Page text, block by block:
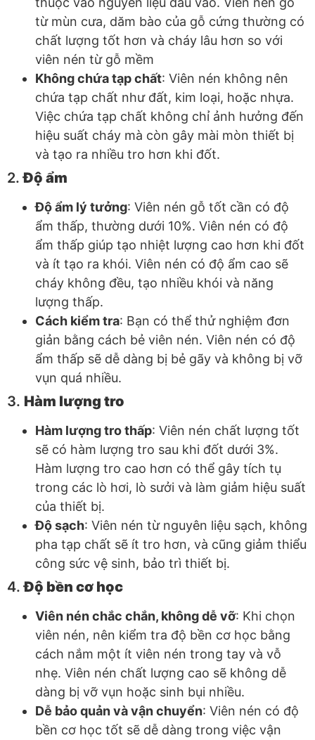
từ mùn cưa, dăm bào của gỗ cứng thường có
chất lượng tốt hơn và cháy lâu hơn so với
viên nén từ gỗ mềm
Không chứa tạp chất: Viên nén không nên
chứa tạp chất như đất, kim loại, hoặc nhựa.
Việc chứa tạp chất không chỉ ảnh hưởng đến
hiệu suất cháy mà còn gây mài mòn thiết bị
và tạo ra nhiều tro hơn khi đốt.
2.Độ ẩm
Độ ẩm lý tưởng: Viên nén gỗ tốt cần có độ
ẩm thấp, thường dưới 10%. Viên nén có độ
ẩm thấp giúp tạo nhiệt lượng cao hơn khi đốt
và ít tạo ra khói. Viên nén có độ ẩm cao sẽ
cháy không đều, tạo nhiều khói và năng
lượng thấp.
Cách kiểm tra: Bạn có thể thử nghiệm đơn
giản bằng cách bẻ viên nén. Viên nén có độ
ẩm thấp sẽ dễ dàng bị bẻ gãy và không bị vỡ
vụn quá nhiều.
3. Hàm lượng tro
Hàm lượng tro thấp: Viên nén chất lượng tốt
sẽ có hàm lượng tro sau khi đốt dưới 3%.
Hàm lượng tro cao hơn có thể gây tích tụ
trong các lò hơi, lò sưởi và làm giảm hiệu suất
của thiết bị.
Độ sạch: Viên nén từ nguyên liệu sạch, không
pha tạp chất sẽ ít tro hơn, và cũng giảm thiểu
công sức vệ sinh, bảo trì thiết bị.
4.Độ bền cơ học
Viên nén chắc chắn, không dễ vỡ: Khi chọn
viên nén, nên kiểm tra độ bền cơ học bằng
cách nắm một ít viên nén trong tay và vỗ
nhẹ. Viên nén chất lượng cao sẽ không dễ
dàng bị vỡ vụn hoặc sinh bụi nhiều.
Dễ bảo quản và vận chuyển: Viên nén có độ
bền cơ học tốt sẽ dễ dàng trong việc vận